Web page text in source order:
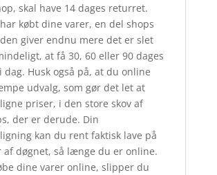
skal have 14 dages returret.
købt dine varer, en del shops
giver endnu mere det er slet
at få 30, 60 eller 90 dages
Husk også på, at du online
udvalg, som gør det let at
priser, i den store skov af
der er derude. Din
kan du rent faktisk lave på
af døgnet, så længe du er online.
dine varer online, slipper du